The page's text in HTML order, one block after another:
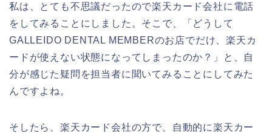
私は、とても不思議だったので楽天カード会社に電話
をしてみることにしました。そこで、「どうして
GALLEIDO DENTAL MEMBERのお店でだけ、楽天カ
ードが使えない状態になってしまったのか？」と、自
分が感じた疑問を担当者に聞いてみることにしてみた
んですよね。
そしたら、楽天カード会社の方で、自動的に楽天カー